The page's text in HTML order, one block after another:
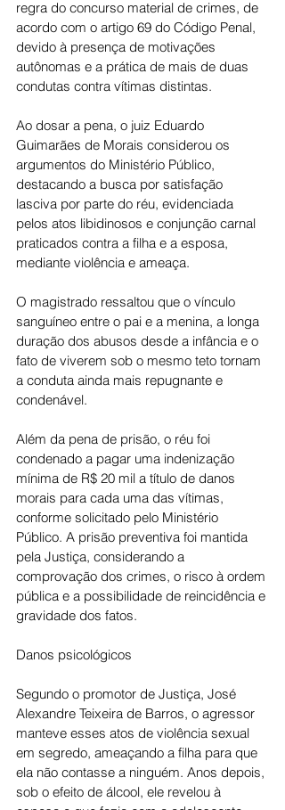
regra do concurso material de crimes, de
acordo com o artigo 69 do Código Penal,
devido à presença de motivações
autônomas e a prática de mais de duas
condutas contra vítimas distintas.
Ao dosar a pena, o juiz Eduardo
Guimarães de Morais considerou os
argumentos do Ministério Público,
destacando a busca por satisfação
lasciva por parte do réu, evidenciada
pelos atos libidinosos e conjunção carnal
praticados contra a filha e a esposa,
mediante violência e ameaça.
O magistrado ressaltou que o vínculo
sanguíneo entre o pai e a menina, a longa
duração dos abusos desde a infância e o
fato de viverem sob o mesmo teto tornam
a conduta ainda mais repugnante e
condenável.
Além da pena de prisão, o réu foi
condenado a pagar uma indenização
mínima de R$ 20 mil a título de danos
morais para cada uma das vítimas,
conforme solicitado pelo Ministério
Público. A prisão preventiva foi mantida
pela Justiça, considerando a
comprovação dos crimes, o risco à ordem
pública e a possibilidade de reincidência e
gravidade dos fatos.
Danos psicológicos
Segundo o promotor de Justiça, José
Alexandre Teixeira de Barros, o agressor
manteve esses atos de violência sexual
em segredo, ameaçando a filha para que
ela não contasse a ninguém. Anos depois,
sob o efeito de álcool, ele revelou à